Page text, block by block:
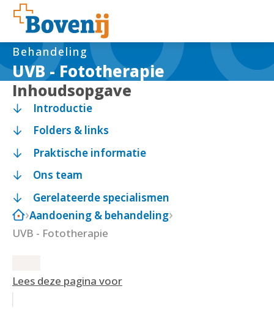
UVB - Fototherapie
Behandeling
Inhoudsopgave
Introductie
Folders & links
Praktische informatie
Ons team
Gerelateerde specialismen
Aandoening & behandeling
UVB - Fototherapie
Lees deze pagina voor